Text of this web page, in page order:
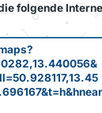
folgende